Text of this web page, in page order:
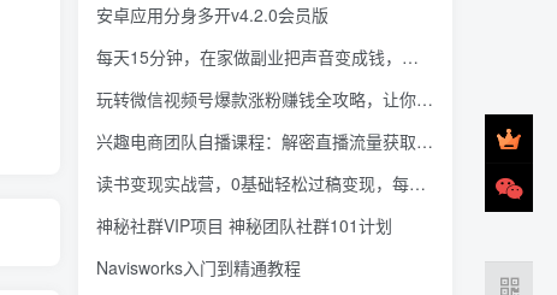
安卓应用分身多开v4.2.0会员版
每天15分钟，在家做副业把声音变成钱，声音修炼变现资源月入过万！
玩转微信视频号爆款涨粉赚钱全攻略，让你快速抓住流量风口，收获红利财富
兴趣电商团队自播课程：解密直播流量获取承接放大的核心密码
读书变现实战营，0基础轻松过稿变现，每月多赚5万+【赠300投稿渠道】
神秘社群VIP项目 神秘团队社群101计划
Navisworks入门到精通教程